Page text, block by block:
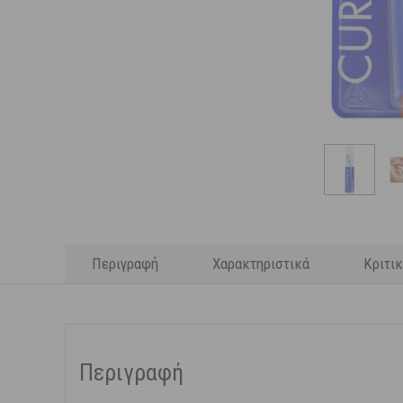
Περιγραφή Χαρακτηριστικά
Περιγραφή